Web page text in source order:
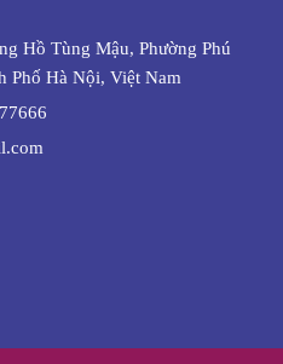
Hồ Tùng Mậu, Phường Phú
Phố Hà Nội, Việt Nam